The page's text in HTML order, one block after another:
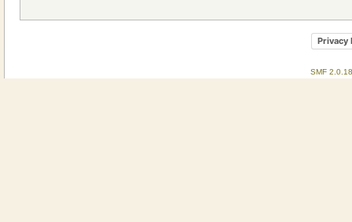
Privacy
SMF 2.0.18